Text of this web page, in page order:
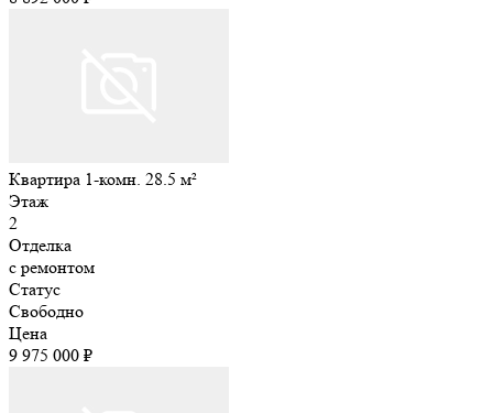
Квартира 1-комн. 28.5 м²
Этаж
2
Отделка
с ремонтом
Статус
Свободно
Цена
9 975 000 ₽